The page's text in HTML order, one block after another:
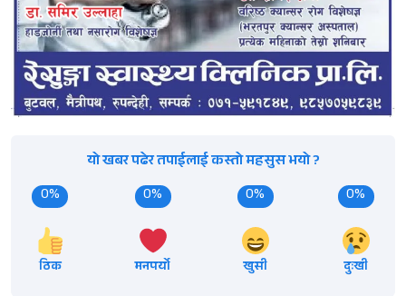
यो खबर पढेर तपाईलाई कस्तो महसुस भयो ?
0%
ठिक
0%
मनपर्यो
0%
खुसी
0%
दुःखी